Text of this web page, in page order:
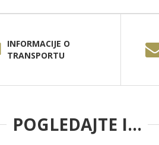
INFORMACIJE O
TRANSPORTU
POGLEDAJTE I...